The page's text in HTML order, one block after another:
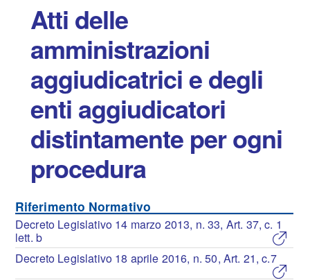
Atti delle
amministrazioni
aggiudicatrici e degli
enti aggiudicatori
distintamente per ogni
procedura
Riferimento Normativo
Decreto Legislativo 14 marzo 2013, n. 33, Art. 37, c. 1
lett. b
Decreto Legislativo 18 aprile 2016, n. 50, Art. 21, c.7